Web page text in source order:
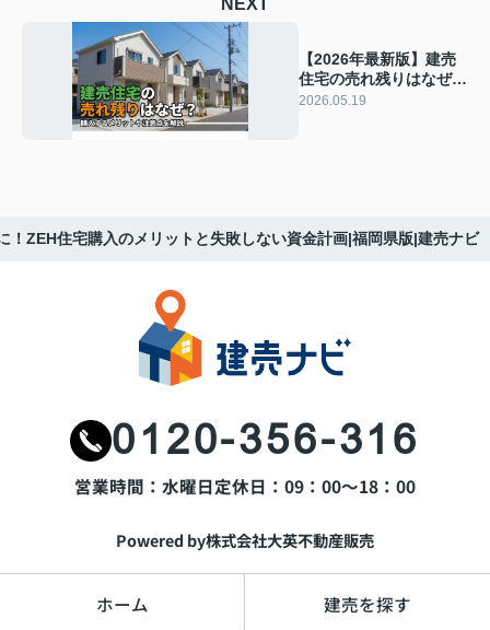
NEXT
【2026年最新版】建売
住宅の売れ残りはなぜ？
購入するメリットや注意
2026.05.19
！ZEH住宅購入のメリットと失敗しない資金計画|福岡県版|建売ナビ
0120-356-316
営業時間：水曜日定休日：09：00～18：00
Powered by株式会社大英不動産販売
ホーム 建売を探す